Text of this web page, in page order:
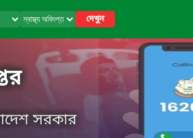
দেখুন
সরকার